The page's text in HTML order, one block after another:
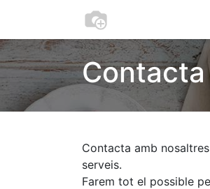
Contacta amb
serveis.
Farem tot el possible